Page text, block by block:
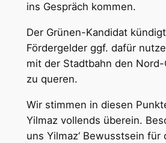
ins Gespräch kommen.
Der Grünen-Kandidat
Fördergelder ggf. dafür
mit der Stadtbahn den
zu queren.
Wir stimmen in diesen
Yilmaz vollends überein.
uns Yilmaz‘ Bewusstsein für